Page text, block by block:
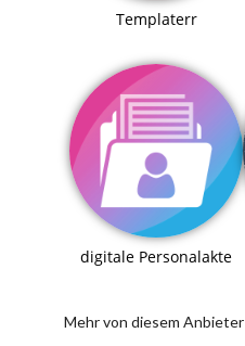
Templaterr
digitale Personalakte
Mehr von diesem Anbieter